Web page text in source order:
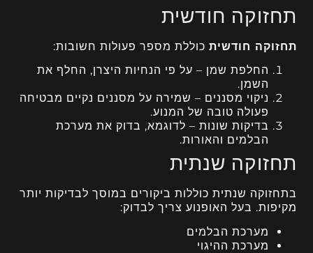
תחזוקה חודשית
תחזוקה חודשית כוללת מספר פעולות חשובות:
החלפת שמן – על פי הנחיות היצרן, החלף את
השמן.
ניקוי מסננים – שמירה על מסננים נקיים מבטיחה
פעולה טובה של המנוע.
בדיקות שונות – לדוגמא, בדוק את מערכת
הבלמים והאורות.
תחזוקה שנתית
בתחזוקה שנתית כוללות ביקורים במוסך לבדיקות יותר
מקיפות. בעל האופנוע צריך לבדוק:
מערכת הבלמים
מערכת ההיגוי